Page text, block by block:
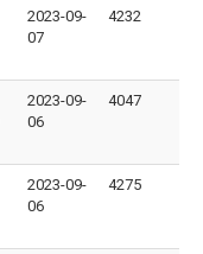
2023-09-
07
4232
2023-09-
06
4047
2023-09-
06
4275